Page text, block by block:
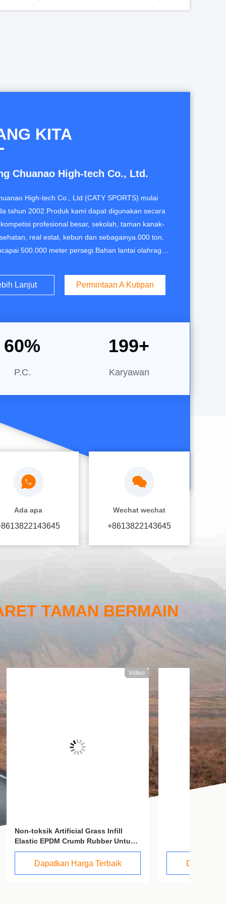
Anti Penuaan Untuk Lantai Latihan
KITA
Chuanao High-tech Co., Ltd.
High-tech Co., Ltd (CATY SPORTS) mulai
tahun 2002.Produk kami dapat digunakan secara
profesional besar, sekolah, taman kanak-
real estat, kebun dan sebagainya.000 ton,
500.000 meter persegi.Bahan lantai olahraga
di Afrika Selatan, Saipan Ole Sports
Stadium,2023 Hangzhou Asian Games...
Lanjut Permintaan A Kutipan
60%
P.C.
200+
Karyawan
Ada apa Wechat wechat
+8613822143645
TAMAN BERMAIN
Dapatkan Harga Terbaik